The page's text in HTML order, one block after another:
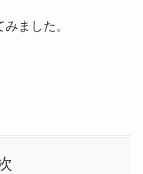
ました。